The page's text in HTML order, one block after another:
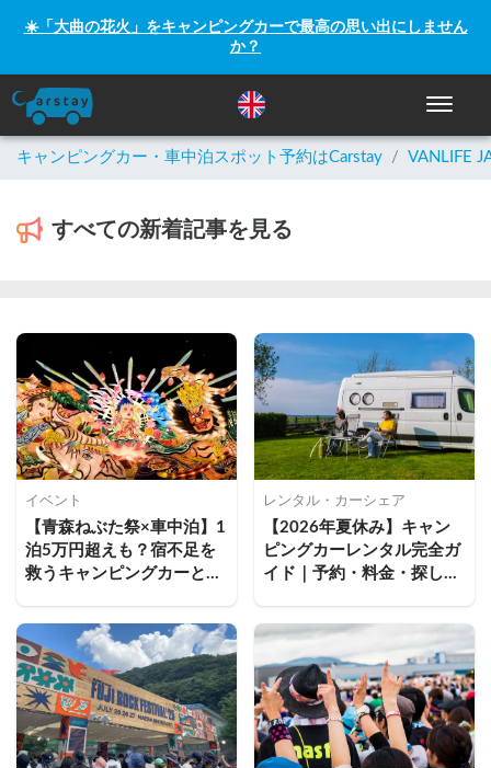
☀️「大曲の花火」をキャンピングカーで最高の思い出にしません
か？
ナビゲ
キャンピングカー・車中泊スポット予約はCarstay / VANLIFE
すべての新着記事を見る
イベント
【青森ねぶた祭×車中泊】1
泊5万円超えも？宿不足を
救うキャンピングカーとい
選
レンタル・カーシェア
【2026年夏休み】キャン
ピングカーレンタル完全ガ
イド｜予約・料金・探し